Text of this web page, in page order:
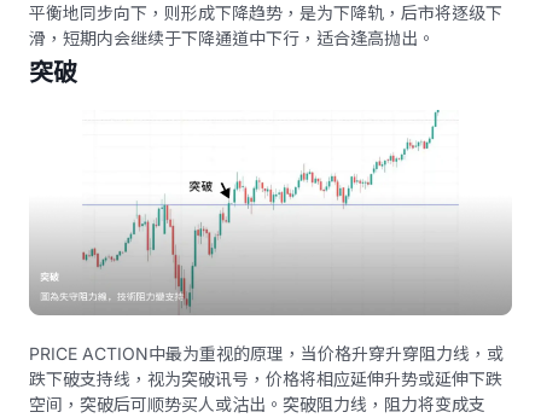
平衡地同步向下，则形成下降趋势，是为下降轨，后市将逐级下
滑，短期内会继续于下降通道中下行，适合逢高抛出。
突破
PRICE ACTION中最为重视的原理，当价格升穿升穿阻力线，或
跌下破支持线，视为突破讯号，价格将相应延伸升势或延伸下跌
空间，突破后可顺势买人或沽出。突破阻力线，阻力将变成支